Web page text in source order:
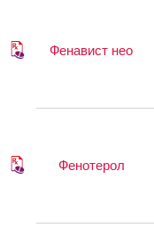
Фенавист нео
Фенотерол